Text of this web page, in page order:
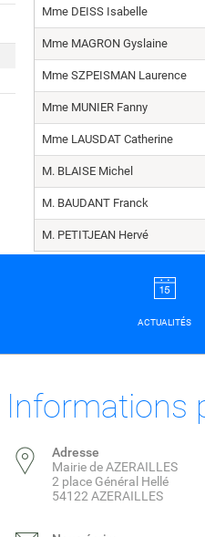
Mme DEISS Isabelle
Mme MAGRON Gyslaine
Mme SZPEISMAN Laurence
Mme MUNIER Fanny
Mme LAUSDAT Catherine
M. BLAISE Michel
M. BAUDANT Franck
M. PETITJEAN Hervé
ACTUALITÉS
Informations
Adresse
Mairie de AZERAILLES
2 place Général Hellé
54122 AZERAILLES